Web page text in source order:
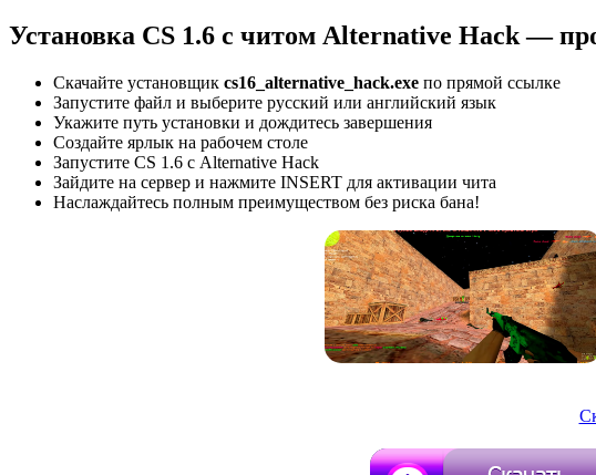
Установка CS 1.6 с читом Alternative Hack —
Скачайте установщик cs16_alternative_hack.exe по прямой ссылке
Запустите файл и выберите русский или английский язык
Укажите путь установки и дождитесь завершения
Создайте ярлык на рабочем столе
Запустите CS 1.6 с Alternative Hack
Зайдите на сервер и нажмите INSERT для активации чита
Наслаждайтесь полным преимуществом без риска бана!